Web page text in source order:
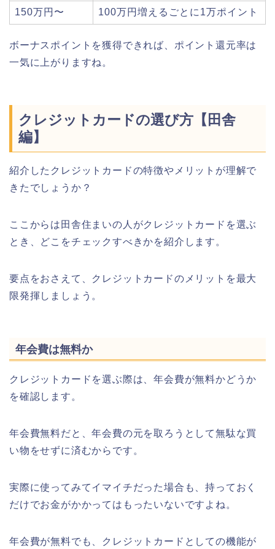
150万円〜 100万円増えるごとに1万ポイント
ボーナスポイントを獲得できれば、ポイント還元率は
一気に上がりますね。
クレジットカードの選び方【田舎
編】
紹介したクレジットカードの特徴やメリットが理解で
きたでしょうか？
ここからは田舎住まいの人がクレジットカードを選ぶ
とき、どこをチェックすべきかを紹介します。
要点をおさえて、クレジットカードのメリットを最大
限発揮しましょう。
年会費は無料か
クレジットカードを選ぶ際は、年会費が無料かどうか
を確認します。
年会費無料だと、年会費の元を取ろうとして無駄な買
い物をせずに済むからです。
実際に使ってみてイマイチだった場合も、持っておく
だけでお金がかかってはもったいないですよね。
年会費が無料でも、クレジットカードとしての機能が